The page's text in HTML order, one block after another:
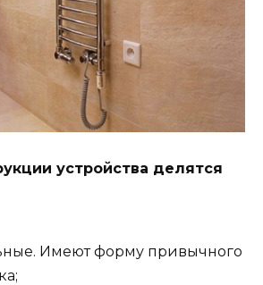
устройства делятся
Имеют форму привычного